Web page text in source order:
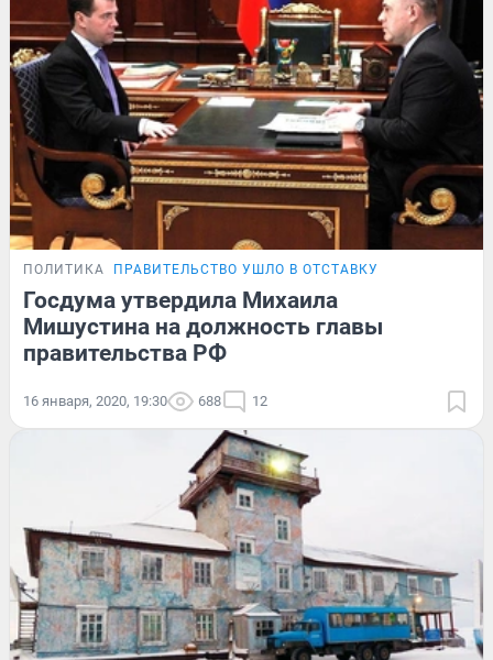
ПОЛИТИКА ПРАВИТЕЛЬСТВО УШЛО В ОТСТАВКУ
Госдума утвердила Михаила
Мишустина на должность главы
правительства РФ
16 января, 2020, 19:30 688 12